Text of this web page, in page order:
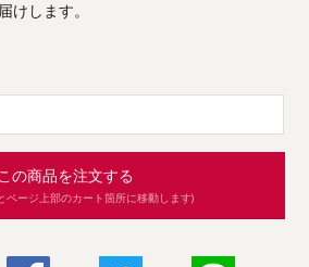
けします。
の商品を注文する
ページ上部のカート箇所に移動します)